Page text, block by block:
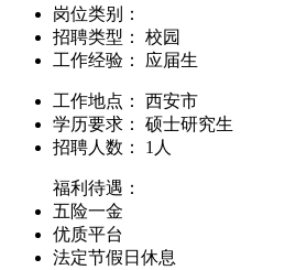
岗位类别：
招聘类型： 校园
工作经验： 应届生
工作地点： 西安市
学历要求： 硕士研究生
招聘人数： 1人
福利待遇：
五险一金
优质平台
法定节假日休息